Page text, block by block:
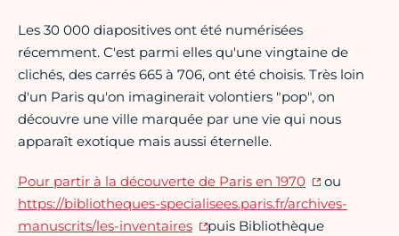
Les 30 000 diapositives ont été numérisées
récemment. C'est parmi elles qu'une vingtaine de
clichés, des carrés 665 à 706, ont été choisis. Très loin
d'un Paris qu'on imaginerait volontiers "pop", on
découvre une ville marquée par une vie qui nous
apparaît exotique mais aussi éternelle.
Pour partir à la découverte de Paris en 1970
ou
https://bibliotheques-specialisees.paris.fr/archives-
manuscrits/les-inventaires
puis Bibliothèque